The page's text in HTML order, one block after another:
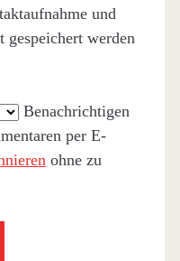
und
gespeichert werden
Benachrichtigen
per E-
ohne zu